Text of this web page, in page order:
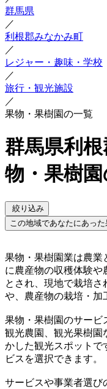
群馬県
／
利根郡みなかみ町
／
レジャー・趣味・学校
／
旅行・観光施設
／
果物・果樹園の一覧
群馬県利
物・果樹
絞り込み
この地域であなたにあっ
果物・果樹園業は農業
に農産物の収穫体験
とされ、現地で栽培さ
や、農産物の栽培・加
果物・果樹園のサービ
観光農園、観光果樹園
かした観光スポットで
ビスを選択できます。
サービスや事業者選び